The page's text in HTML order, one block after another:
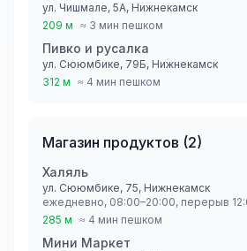
ул. Чишмале, 5А, Нижнекамск
209 м ≈ 3 мин пешком
Пивко и русалка
ул. Сююмбике, 79Б, Нижнекамск
312 м ≈ 4 мин пешком
Магазин продуктов (2)
Халяль
ул. Сююмбике, 75, Нижнекамск
ежедневно, 08:00–20:00, перерыв
285 м ≈ 4 мин пешком
Мини Маркет